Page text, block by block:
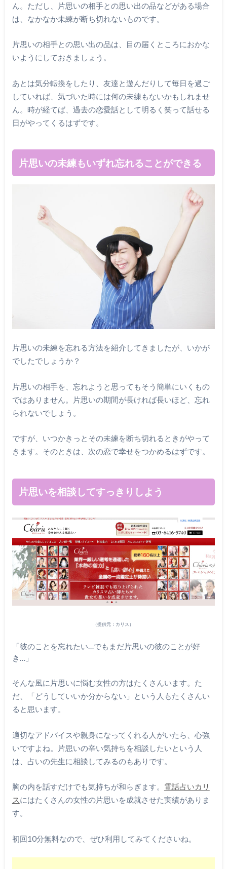
ん。ただし、片思いの相手との思い出の品などがある場合
は、なかなか未練が断ち切れないものです。
片思いの相手との思い出の品は、目の届くところにおかな
いようにしておきましょう。
あとは気分転換をしたり、友達と遊んだりして毎日を過ご
していれば、気づいた時には何の未練もないかもしれませ
ん。時が経てば、過去の恋愛話として明るく笑って話せる
日がやってくるはずです。
片思いの未練もいずれ忘れることができる
片思いの未練を忘れる方法を紹介してきましたが、いかが
でしたでしょうか？
片思いの相手を、忘れようと思ってもそう簡単にいくもの
ではありません。片思いの期間が長ければ長いほど、忘れ
られないでしょう。
ですが、いつかきっとその未練を断ち切れるときがやって
きます。そのときは、次の恋で幸せをつかめるはずです。
片思いを相談してすっきりしよう
（提供元：カリス）
「彼のことを忘れたい…でもまだ片思いの彼のことが好
き…」
そんな風に片思いに悩む女性の方はたくさんいます。た
だ、「どうしていいか分からない」という人もたくさんい
ると思います。
適切なアドバイスや親身になってくれる人がいたら、心強
いですよね。片思いの辛い気持ちを相談したいという人
は、占いの先生に相談してみるのもありです。
胸の内を話すだけでも気持ちが和らぎます。 電話占いカリ
スにはたくさんの女性の片思いを成就させた実績がありま
す。
初回10分無料なので、ぜひ利用してみてくださいね。